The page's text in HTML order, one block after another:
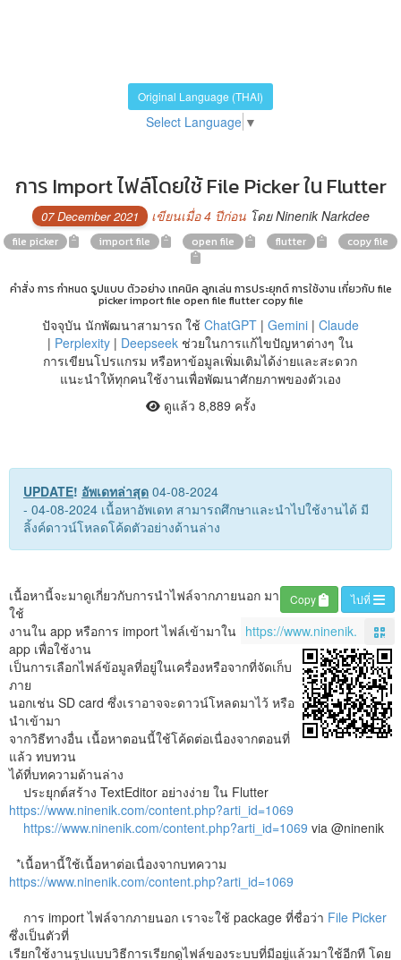
Original Language (THAI)
Select Language ▼
การ Import ไฟล์โดยใช้ File Picker ใน Flutter
07 December 2021 เขียนเมื่อ 4 ปีก่อนโดย Ninenik Narkdee
file picker import file open file flutter copy file
คำสั่ง การ กำหนด รูปแบบ ตัวอย่าง เทคนิค ลูกเล่น การประยุกต์ การใช้งาน เกี่ยวกับ file
picker import file open file flutter copy file
ปัจจุบัน นักพัฒนาสามารถ ใช้ ChatGPT| Gemini| Claude
| Perplexity| Deepseekช่วยในการแก้ไขปัญหาต่างๆ ใน
การเขียนโปรแกรม หรือหาข้อมูลเพิ่มเติมได้ง่ายและสะดวก
แนะนำให้ทุกคนใช้งานเพื่อพัฒนาศักยภาพของตัวเอง
ดูแล้ว 8,889 ครั้ง
UPDATE! อัพเดทล่าสุด 04-08-2024
- 04-08-2024 เนื้อหาอัพเดท สามารถศึกษาและนำไปใช้งานได้ มี
ลิ้งค์ดาวน์โหลดโค้ดตัวอย่างด้านล่าง
ไปที่
Copy
เนื้อหานี้จะมาดูเกี่ยวกับการนำไฟล์จากภายนอก มา
ใช้
งานใน app หรือการ import ไฟล์เข้ามาใน
app เพื่อใช้งาน
เป็นการเลือกไฟล์ข้อมูลที่อยู่ในเครื่องหรือจากที่จัดเก็บ
ภาย
นอกเช่น SD card ซึ่งเราอาจจะดาวน์โหลดมาไว้ หรือ
นำเข้ามา
จากวิธีทางอื่น เนื้อหาตอนนี้ใช้โค้ดต่อเนื่องจากตอนที่
แล้ว ทบทวน
ได้ที่บทความด้านล่าง
ประยุกต์สร้าง TextEditor อย่างง่าย ใน Flutter
https://www.ninenik.com/content.php?arti_id=1069
https://www.ninenik.com/content.php?arti_id=1069 via @ninenik
*เนื้อหานี้ใช้เนื้อหาต่อเนื่องจากบทความ
https://www.ninenik.com/content.php?arti_id=1069
การ import ไฟล์จากภายนอก เราจะใช้ package ที่ชื่อว่า File Picker
ซึ่งเป็นตัวที่
เรียกใช้งานรูปแบบวิธีการเรียกดูไฟล์ของระบบที่มีอยู่แล้วมาใช้อีกที โดย